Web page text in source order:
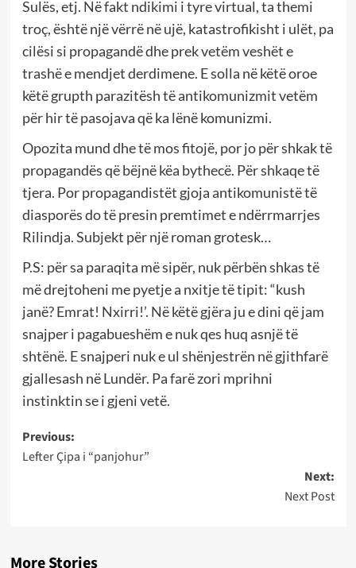
Sulës, etj. Në fakt ndikimi i tyre virtual, ta themi
troç, është një vërrë në ujë, katastrofikisht i ulët, pa
cilësi si propagandë dhe prek vetëm veshët e
trashë e mendjet derdimene. E solla në këtë oroe
këtë grupth parazitësh të antikomunizmit vetëm
për hir të pasojava që ka lënë komunizmi.
Opozita mund dhe të mos fitojë, por jo për shkak të
propagandës që bëjnë këa bythecë. Për shkaqe të
tjera. Por propagandistët gjoja antikomunistë të
diasporës do të presin premtimet e ndërrmarrjes
Rilindja. Subjekt për një roman grotesk…
P.S: për sa paraqita më sipër, nuk përbën shkas të
më drejtoheni me pyetje a nxitje të tipit: “kush
janë? Emrat! Nxirri!’. Në këtë gjëra ju e dini që jam
snajper i pagabueshëm e nuk qes huq asnjë të
shtënë. E snajperi nuk e ul shënjestrën në gjithfarë
gjallesash në Lundër. Pa farë zori mprihni
instinktin se i gjeni vetë.
Post
navigation
Previous:
Lefter Çipa i “panjohur”
Next:
Next Post
More Stories